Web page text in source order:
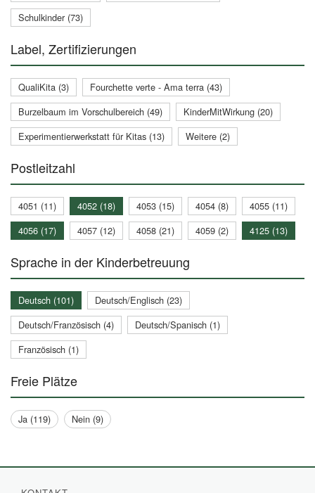
Schulkinder (73)
Label, Zertifizierungen
QualiKita (3)
Fourchette verte - Ama terra (43)
Burzelbaum im Vorschulbereich (49)
KinderMitWirkung (20)
Experimentierwerkstatt für Kitas (13)
Weitere (2)
Postleitzahl
4051 (11) 4052 (18) 4053 (15) 4054 (8)
4055 (11)
4056 (17)
4057 (12) 4058 (21) 4059 (2) 4125 (13)
Sprache in der Kinderbetreuung
Deutsch (101)
Deutsch/Englisch (23)
Deutsch/Französisch (4)
Deutsch/Spanisch (1)
Französisch (1)
Freie Plätze
Ja (119) Nein (9)